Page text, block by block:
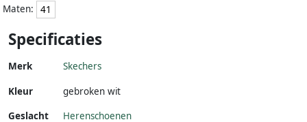
Maten:
41
Specificaties
Merk Skechers
Kleur
gebroken wit
Geslacht
Herenschoenen